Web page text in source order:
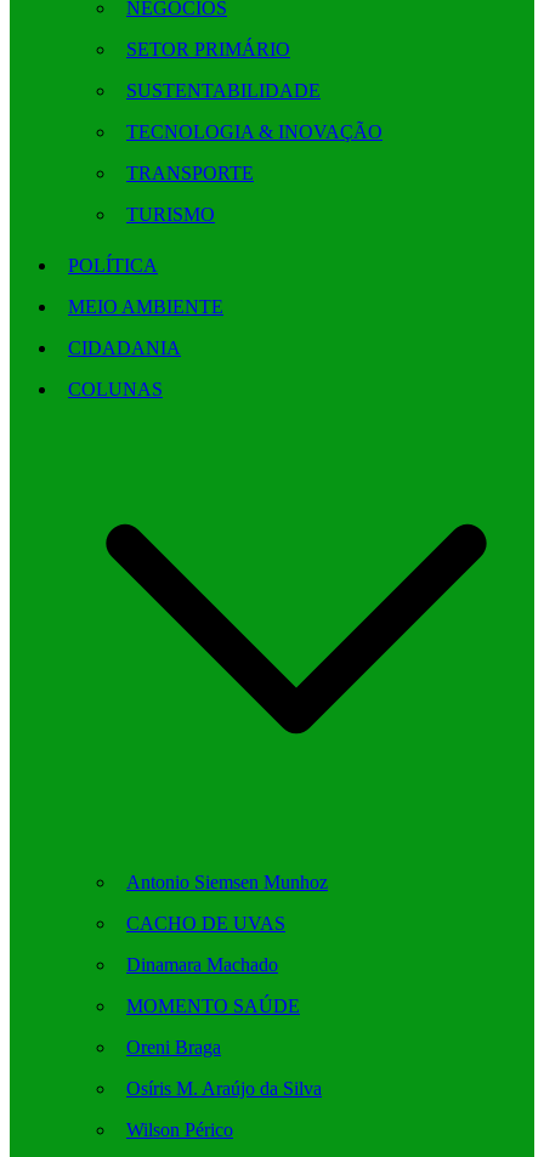
NEGÓCIOS
SETOR PRIMÁRIO
SUSTENTABILIDADE
TECNOLOGIA & INOVAÇÃO
TRANSPORTE
TURISMO
POLÍTICA
MEIO AMBIENTE
CIDADANIA
COLUNAS
Antonio Siemsen Munhoz
CACHO DE UVAS
Dinamara Machado
MOMENTO SAÚDE
Oreni Braga
Osíris M. Araújo da Silva
Wilson Périco